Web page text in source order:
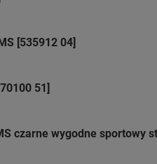
[535912 04]
51]
czarne wygodne sportowy